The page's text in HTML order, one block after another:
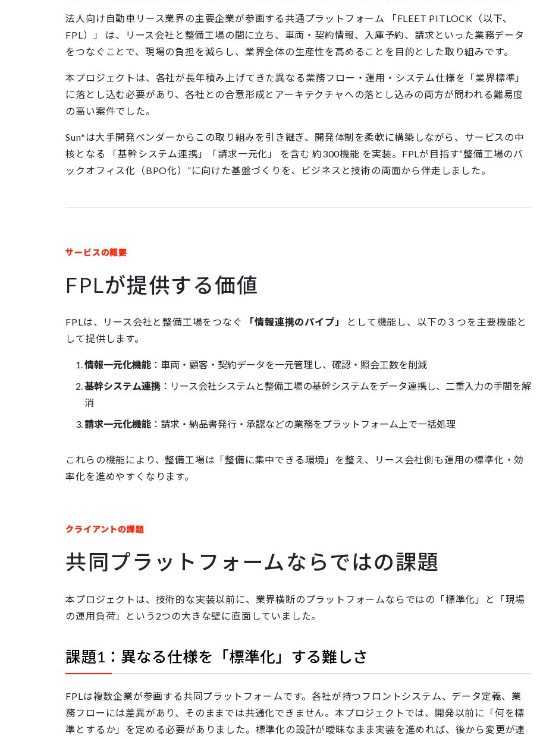
法人向け自動車リース業界の主要企業が参画する共通プラットフォーム 「FLEET PITLOCK（以下、
FPL）」 は、リース会社と整備工場の間に立ち、車両・契約情報、入庫予約、請求といった業務データ
をつなぐことで、現場の負担を減らし、業界全体の生産性を高めることを目的とした取り組みです。
本プロジェクトは、各社が長年積み上げてきた異なる業務フロー・運用・システム仕様を「業界標準」
に落とし込む必要があり、各社との合意形成とアーキテクチャへの落とし込みの両方が問われる難易度
の高い案件でした。
Sun*は大手開発ベンダーからこの取り組みを引き継ぎ、開発体制を柔軟に構築しながら、サービスの中
核となる 「基幹システム連携」「請求一元化」 を含む 約300機能 を実装。FPLが目指す“整備工場のバ
ックオフィス化（BPO化）”に向けた基盤づくりを、ビジネスと技術の両面から伴走しました。
サービスの概要
FPLが提供する価値
FPLは、リース会社と整備工場をつなぐ 「情報連携のパイプ」
として機能し、以下の３つを主要機能と
して提供します。
情報一元化機能 ：車両・顧客・契約データを一元管理し、確認・照会工数を削減
基幹システム連携 ：リース会社システムと整備工場の基幹システムをデータ連携し、二重入力の手間を解
消
請求一元化機能 ：請求・納品書発行・承認などの業務をプラットフォーム上で一括処理
これらの機能により、整備工場は「整備に集中できる環境」を整え、リース会社側も運用の標準化・効
率化を進めやすくなります。
クライアントの課題
共同プラットフォームならではの課題
本プロジェクトは、技術的な実装以前に、業界横断のプラットフォームならではの「標準化」と「現場
の運用負荷」という2つの大きな壁に直面していました。
課題1：異なる仕様を「標準化」する難しさ
FPLは複数企業が参画する共同プラットフォームです。各社が持つフロントシステム、データ定義、業
務フローには差異があり、そのままでは共通化できません。本プロジェクトでは、開発以前に「何を標
準とするか」を定める必要がありました。標準化の設計が曖昧なまま実装を進めれば、後から変更が連